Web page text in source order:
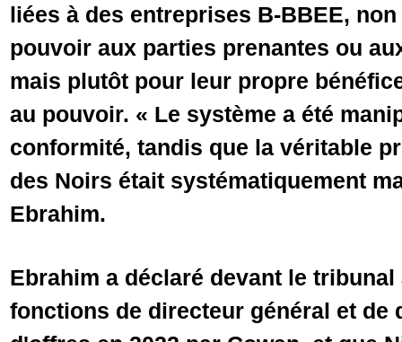
liées à des entreprises B-BBEE,
pouvoir aux parties prenantes ou
mais plutôt pour leur propre
au pouvoir. « Le système a été
conformité, tandis que la véritable
des Noirs était systématiquement
Ebrahim.
Ebrahim a déclaré devant le
fonctions de directeur général et de